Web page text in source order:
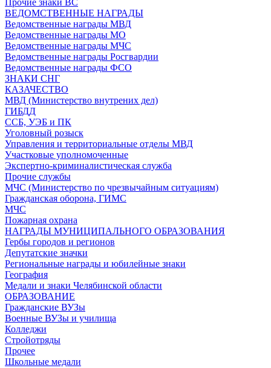
Прочие знаки ВС
ВЕДОМСТВЕННЫЕ НАГРАДЫ
Ведомственные награды МВД
Ведомственные награды МО
Ведомственные награды МЧС
Ведомственные награды Росгвардии
Ведомственные награды ФСО
ЗНАКИ СНГ
КАЗАЧЕСТВО
МВД (Министерство внутрених дел)
ГИБДД
ССБ, УЭБ и ПК
Уголовный розыск
Управления и территориальные отделы МВД
Участковые уполномоченные
Экспертно-криминалистическая служба
Прочие службы
МЧС (Министерство по чрезвычайным ситуациям)
Гражданская оборона, ГИМС
МЧС
Пожарная охрана
НАГРАДЫ МУНИЦИПАЛЬНОГО ОБРАЗОВАНИЯ
Гербы городов и регионов
Депутатские значки
Региональные награды и юбилейные знаки
География
Медали и знаки Челябинской области
ОБРАЗОВАНИЕ
Гражданские ВУЗы
Военные ВУЗы и училища
Колледжи
Стройотряды
Прочее
Школьные медали